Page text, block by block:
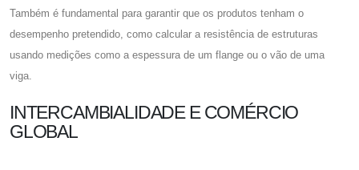
Também é fundamental para garantir que os produtos tenham o
desempenho pretendido, como calcular a resistência de estruturas
usando medições como a espessura de um flange ou o vão de uma
viga.
INTERCAMBIALIDADE E COMÉRCIO
GLOBAL